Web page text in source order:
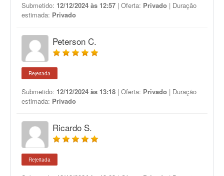
Submetido: 12/12/2024 às 12:57 | Oferta: Privado | Duração
estimada: Privado
Peterson C.
Rejeitada
Submetido: 12/12/2024 às 13:18 | Oferta: Privado | Duração
estimada: Privado
Ricardo S.
Rejeitada